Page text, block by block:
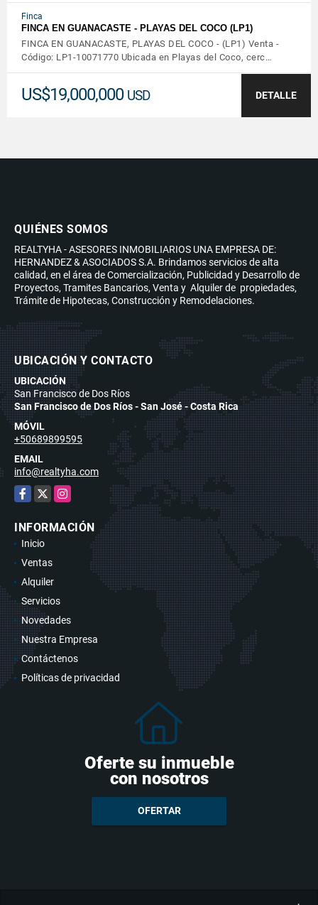
Finca
FINCA EN GUANACASTE - PLAYAS DEL COCO (LP1)
FINCA EN GUANACASTE, PLAYAS DEL COCO - (LP1) Venta -
Código: LP1-10071770 Ubicada en Playas del Coco, cerc…
US$19,000,000 USD DETALLE
QUIÉNES SOMOS
REALTYHA - ASESORES INMOBILIARIOS UNA EMPRESA DE:
HERNANDEZ & ASOCIADOS S.A. Brindamos servicios de alta
calidad, en el área de Comercialización, Publicidad y Desarrollo de
Proyectos, Tramites Bancarios, Venta y Alquiler de propiedades,
Trámite de Hipotecas, Construcción y Remodelaciones.
UBICACIÓN Y CONTACTO
UBICACIÓN
San Francisco de Dos Ríos
San Francisco de Dos Ríos - San José - Costa Rica
MÓVIL
+50689899595
EMAIL
info@realtyha.com
Facebook
X Instagram
INFORMACIÓN
Inicio
Ventas
Alquiler
Servicios
Novedades
Nuestra Empresa
Contáctenos
Políticas de privacidad
Oferte su inmueble
con nosotros
OFERTAR